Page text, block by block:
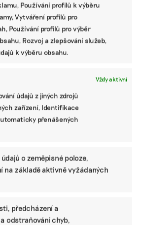
Používání profilů k výběru
Vytváření profilů pro
Používání profilů pro výběr
Rozvoj a zlepšování služeb,
k výběru obsahu.
Vždy aktivní
údajů z jiných zdrojů
zařízení, Identifikace
přenášených
o zeměpisné poloze,
na základě aktivně vyžádaných
předcházení a
odstraňování chyb,
Jak malé a střední
vykazování udržitelnosti a zároveň
středním podnikům praktické
principů ESG do jejich podnikání.
se vyvíjí jeho podoba
které přinesl návrh Evropské